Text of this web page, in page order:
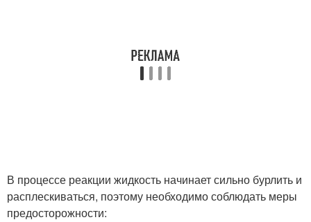
В процессе реакции жидкость начинает сильно бурлить и
расплескиваться, поэтому необходимо соблюдать меры
предосторожности: